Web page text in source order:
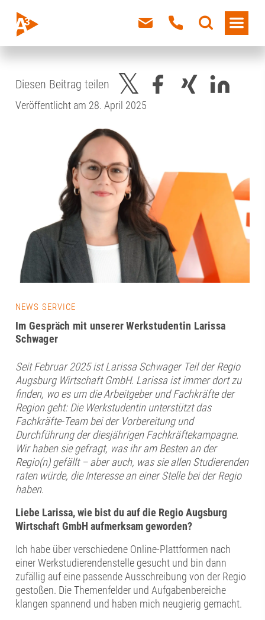
Diesen Beitrag teilen
Veröffentlicht am 28. April 2025
NEWS SERVICE
Im Gespräch mit unserer Werkstudentin Larissa
Schwager
Seit Februar 2025 ist Larissa Schwager Teil der Regio
Augsburg Wirtschaft GmbH. Larissa ist immer dort zu
finden, wo es um die Arbeitgeber und Fachkräfte der
Region geht: Die Werkstudentin unterstützt das
Fachkräfte-Team bei der Vorbereitung und
Durchführung der diesjährigen Fachkräftekampagne.
Wir haben sie gefragt, was ihr am Besten an der
Regio(n) gefällt – aber auch, was sie allen Studierenden
raten würde, die Interesse an einer Stelle bei der Regio
haben.
Liebe Larissa, wie bist du auf die Regio Augsburg
Wirtschaft GmbH aufmerksam geworden?
Ich habe über verschiedene Online-Plattformen nach
einer Werkstudierendenstelle gesucht und bin dann
zufällig auf eine passende Ausschreibung von der Regio
gestoßen. Die Themenfelder und Aufgabenbereiche
klangen spannend und haben mich neugierig gemacht.